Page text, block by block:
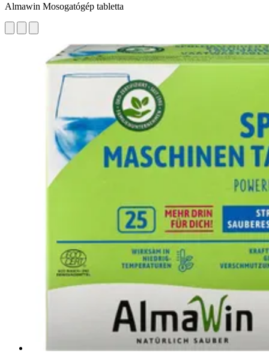
Almawin Mosogatógép tabletta